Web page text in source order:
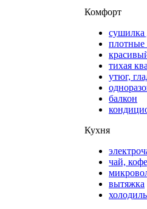
Комфорт
сушилка
плотные
тихая
утюг,
балкон
Кухня
чай,
вытяжка